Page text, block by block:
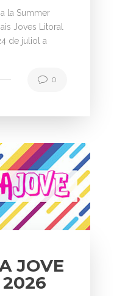
la Summer
Joves Litoral
de juliol a
0
JOVE